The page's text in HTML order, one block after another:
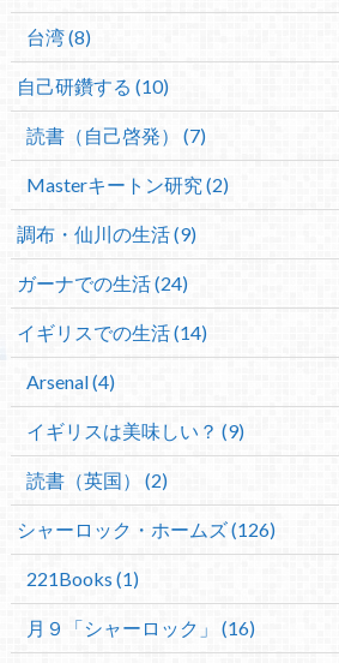
台湾 (8)
自己研鑽する (10)
読書（自己啓発） (7)
Masterキートン研究 (2)
調布・仙川の生活 (9)
ガーナでの生活 (24)
イギリスでの生活 (14)
Arsenal (4)
イギリスは美味しい？ (9)
読書（英国） (2)
シャーロック・ホームズ (126)
221Books (1)
月９「シャーロック」 (16)